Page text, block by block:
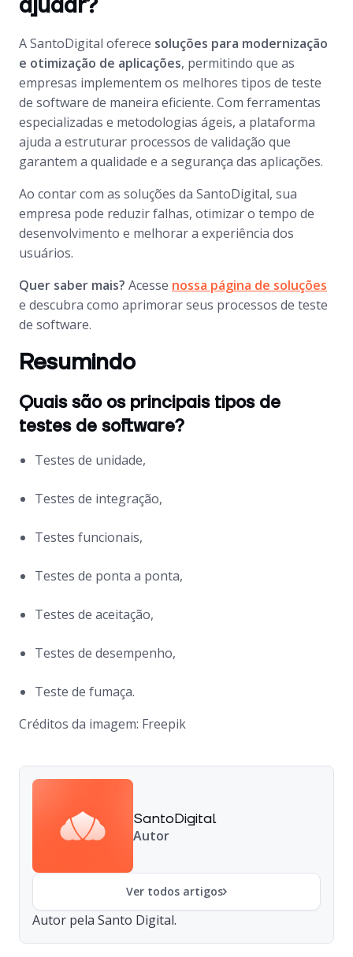
ajudar?
A SantoDigital oferece soluções para modernização
e otimização de aplicações, permitindo que as
empresas implementem os melhores tipos de teste
de software de maneira eficiente. Com ferramentas
especializadas e metodologias ágeis, a plataforma
ajuda a estruturar processos de validação que
garantem a qualidade e a segurança das aplicações.
Ao contar com as soluções da SantoDigital, sua
empresa pode reduzir falhas, otimizar o tempo de
desenvolvimento e melhorar a experiência dos
usuários.
Quer saber mais? Acesse nossa página de soluções
e descubra como aprimorar seus processos de teste
de software.
Resumindo
Quais são os principais tipos de
testes de software?
Testes de unidade,
Testes de integração,
Testes funcionais,
Testes de ponta a ponta,
Testes de aceitação,
Testes de desempenho,
Teste de fumaça.
Créditos da imagem: Freepik
SantoDigital
Autor
Ver todos artigos
Autor pela Santo Digital.